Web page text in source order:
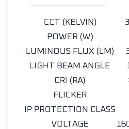
CCT (KELVIN)
POWER (W)
LUMINOUS FLUX (LM)
LIGHT BEAM ANGLE
CRI (RA)
FLICKER
IP PROTECTION CLASS
VOLTAGE